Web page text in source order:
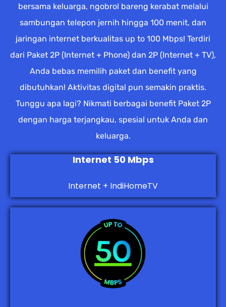
bersama keluarga, ngobrol bareng kerabat melalui
sambungan telepon jernih hingga 100 menit, dan
jaringan internet berkualitas up to 100 Mbps! Terdiri
dari Paket 2P (Internet + Phone) dan 2P (Internet + TV),
Anda bebas memilih paket dan benefit yang
dibutuhkan! Aktivitas digital pun semakin praktis.
Tunggu apa lagi? Nikmati berbagai benefit Paket 2P
dengan harga terjangkau, spesial untuk Anda dan
keluarga.
Internet 50 Mbps
Internet + IndiHomeTV